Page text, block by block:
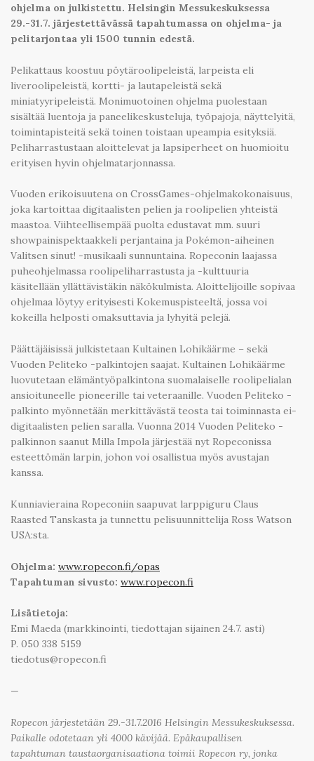
ohjelma on julkistettu. Helsingin Messukeskuksessa
29.-31.7. järjestettävässä tapahtumassa on ohjelma- ja
pelitarjontaa yli 1500 tunnin edestä.
Pelikattaus koostuu pöytäroolipeleistä, larpeista eli
liveroolipeleistä, kortti- ja lautapeleistä sekä
miniatyyripeleistä. Monimuotoinen ohjelma puolestaan
sisältää luentoja ja paneelikeskusteluja, työpajoja, näyttelyitä,
toimintapisteitä sekä toinen toistaan upeampia esityksiä.
Peliharrastustaan aloittelevat ja lapsiperheet on huomioitu
erityisen hyvin ohjelmatarjonnassa.
Vuoden erikoisuutena on CrossGames-ohjelmakokonaisuus,
joka kartoittaa digitaalisten pelien ja roolipelien yhteistä
maastoa. Viihteellisempää puolta edustavat mm. suuri
showpainispektaakkeli perjantaina ja Pokémon-aiheinen
Valitsen sinut! -musikaali sunnuntaina. Ropeconin laajassa
puheohjelmassa roolipeliharrastusta ja -kulttuuria
käsitellään yllättävistäkin näkökulmista. Aloittelijoille sopivaa
ohjelmaa löytyy erityisesti Kokemuspisteeltä, jossa voi
kokeilla helposti omaksuttavia ja lyhyitä pelejä.
Päättäjäisissä julkistetaan Kultainen Lohikäärme – sekä
Vuoden Peliteko -palkintojen saajat. Kultainen Lohikäärme
luovutetaan elämäntyöpalkintona suomalaiselle roolipelialan
ansioituneelle pioneerille tai veteraanille. Vuoden Peliteko -
palkinto myönnetään merkittävästä teosta tai toiminnasta ei-
digitaalisten pelien saralla. Vuonna 2014 Vuoden Peliteko -
palkinnon saanut Milla Impola järjestää nyt Ropeconissa
esteettömän larpin, johon voi osallistua myös avustajan
kanssa.
Kunniavieraina Ropeconiin saapuvat larppiguru Claus
Raasted Tanskasta ja tunnettu pelisuunnittelija Ross Watson
USA:sta.
Ohjelma: www.ropecon.fi/opas
Tapahtuman sivusto: www.ropecon.fi
Lisätietoja:
Emi Maeda (markkinointi, tiedottajan sijainen 24.7. asti)
P. 050 338 5159
tiedotus@ropecon.fi
—
Ropecon järjestetään 29.-31.7.2016 Helsingin Messukeskuksessa.
Paikalle odotetaan yli 4000 kävijää. Epäkaupallisen
tapahtuman taustaorganisaationa toimii Ropecon ry, jonka